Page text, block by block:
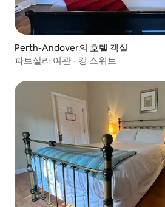
Perth-Andover의 호텔 객실
파트살라 여관 - 킹 스위트